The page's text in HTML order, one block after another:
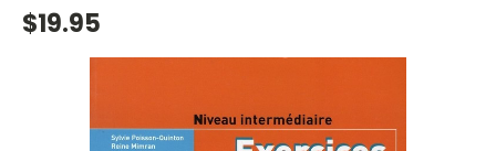
$19.95